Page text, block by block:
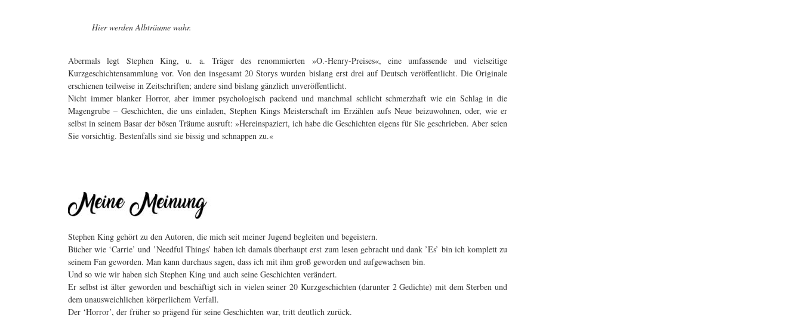
Hier werden Albträume wahr.
Abermals legt Stephen King, u. a. Träger des renommierten »O.-Henry-Preises«, eine umfassende und vielseitige
Kurzgeschichtensammlung vor. Von den insgesamt 20 Storys wurden bislang erst drei auf Deutsch veröffentlicht. Die Originale
erschienen teilweise in Zeitschriften; andere sind bislang gänzlich unveröffentlicht.
Nicht immer blanker Horror, aber immer psychologisch packend und manchmal schlicht schmerzhaft wie ein Schlag in die
Magengrube – Geschichten, die uns einladen, Stephen Kings Meisterschaft im Erzählen aufs Neue beizuwohnen, oder, wie er
selbst in seinem Basar der bösen Träume ausruft: »Hereinspaziert, ich habe die Geschichten eigens für Sie geschrieben. Aber seien
Sie vorsichtig. Bestenfalls sind sie bissig und schnappen zu.«
Stephen King gehört zu den Autoren, die mich seit meiner Jugend begleiten und begeistern.
Bücher wie ‘Carrie’ und ’Needful Things’ haben ich damals überhaupt erst zum lesen gebracht und dank ’Es’ bin ich komplett zu
seinem Fan geworden. Man kann durchaus sagen, dass ich mit ihm groß geworden und aufgewachsen bin.
Und so wie wir haben sich Stephen King und auch seine Geschichten verändert.
Er selbst ist älter geworden und beschäftigt sich in vielen seiner 20 Kurzgeschichten (darunter 2 Gedichte) mit dem Sterben und
dem unausweichlichen körperlichem Verfall.
Der ‘Horror’, der früher so prägend für seine Geschichten war, tritt deutlich zurück.